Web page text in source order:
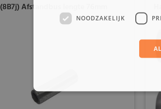
(8B7j) Afstandbus lengte 76mm
NOODZAKELIJK